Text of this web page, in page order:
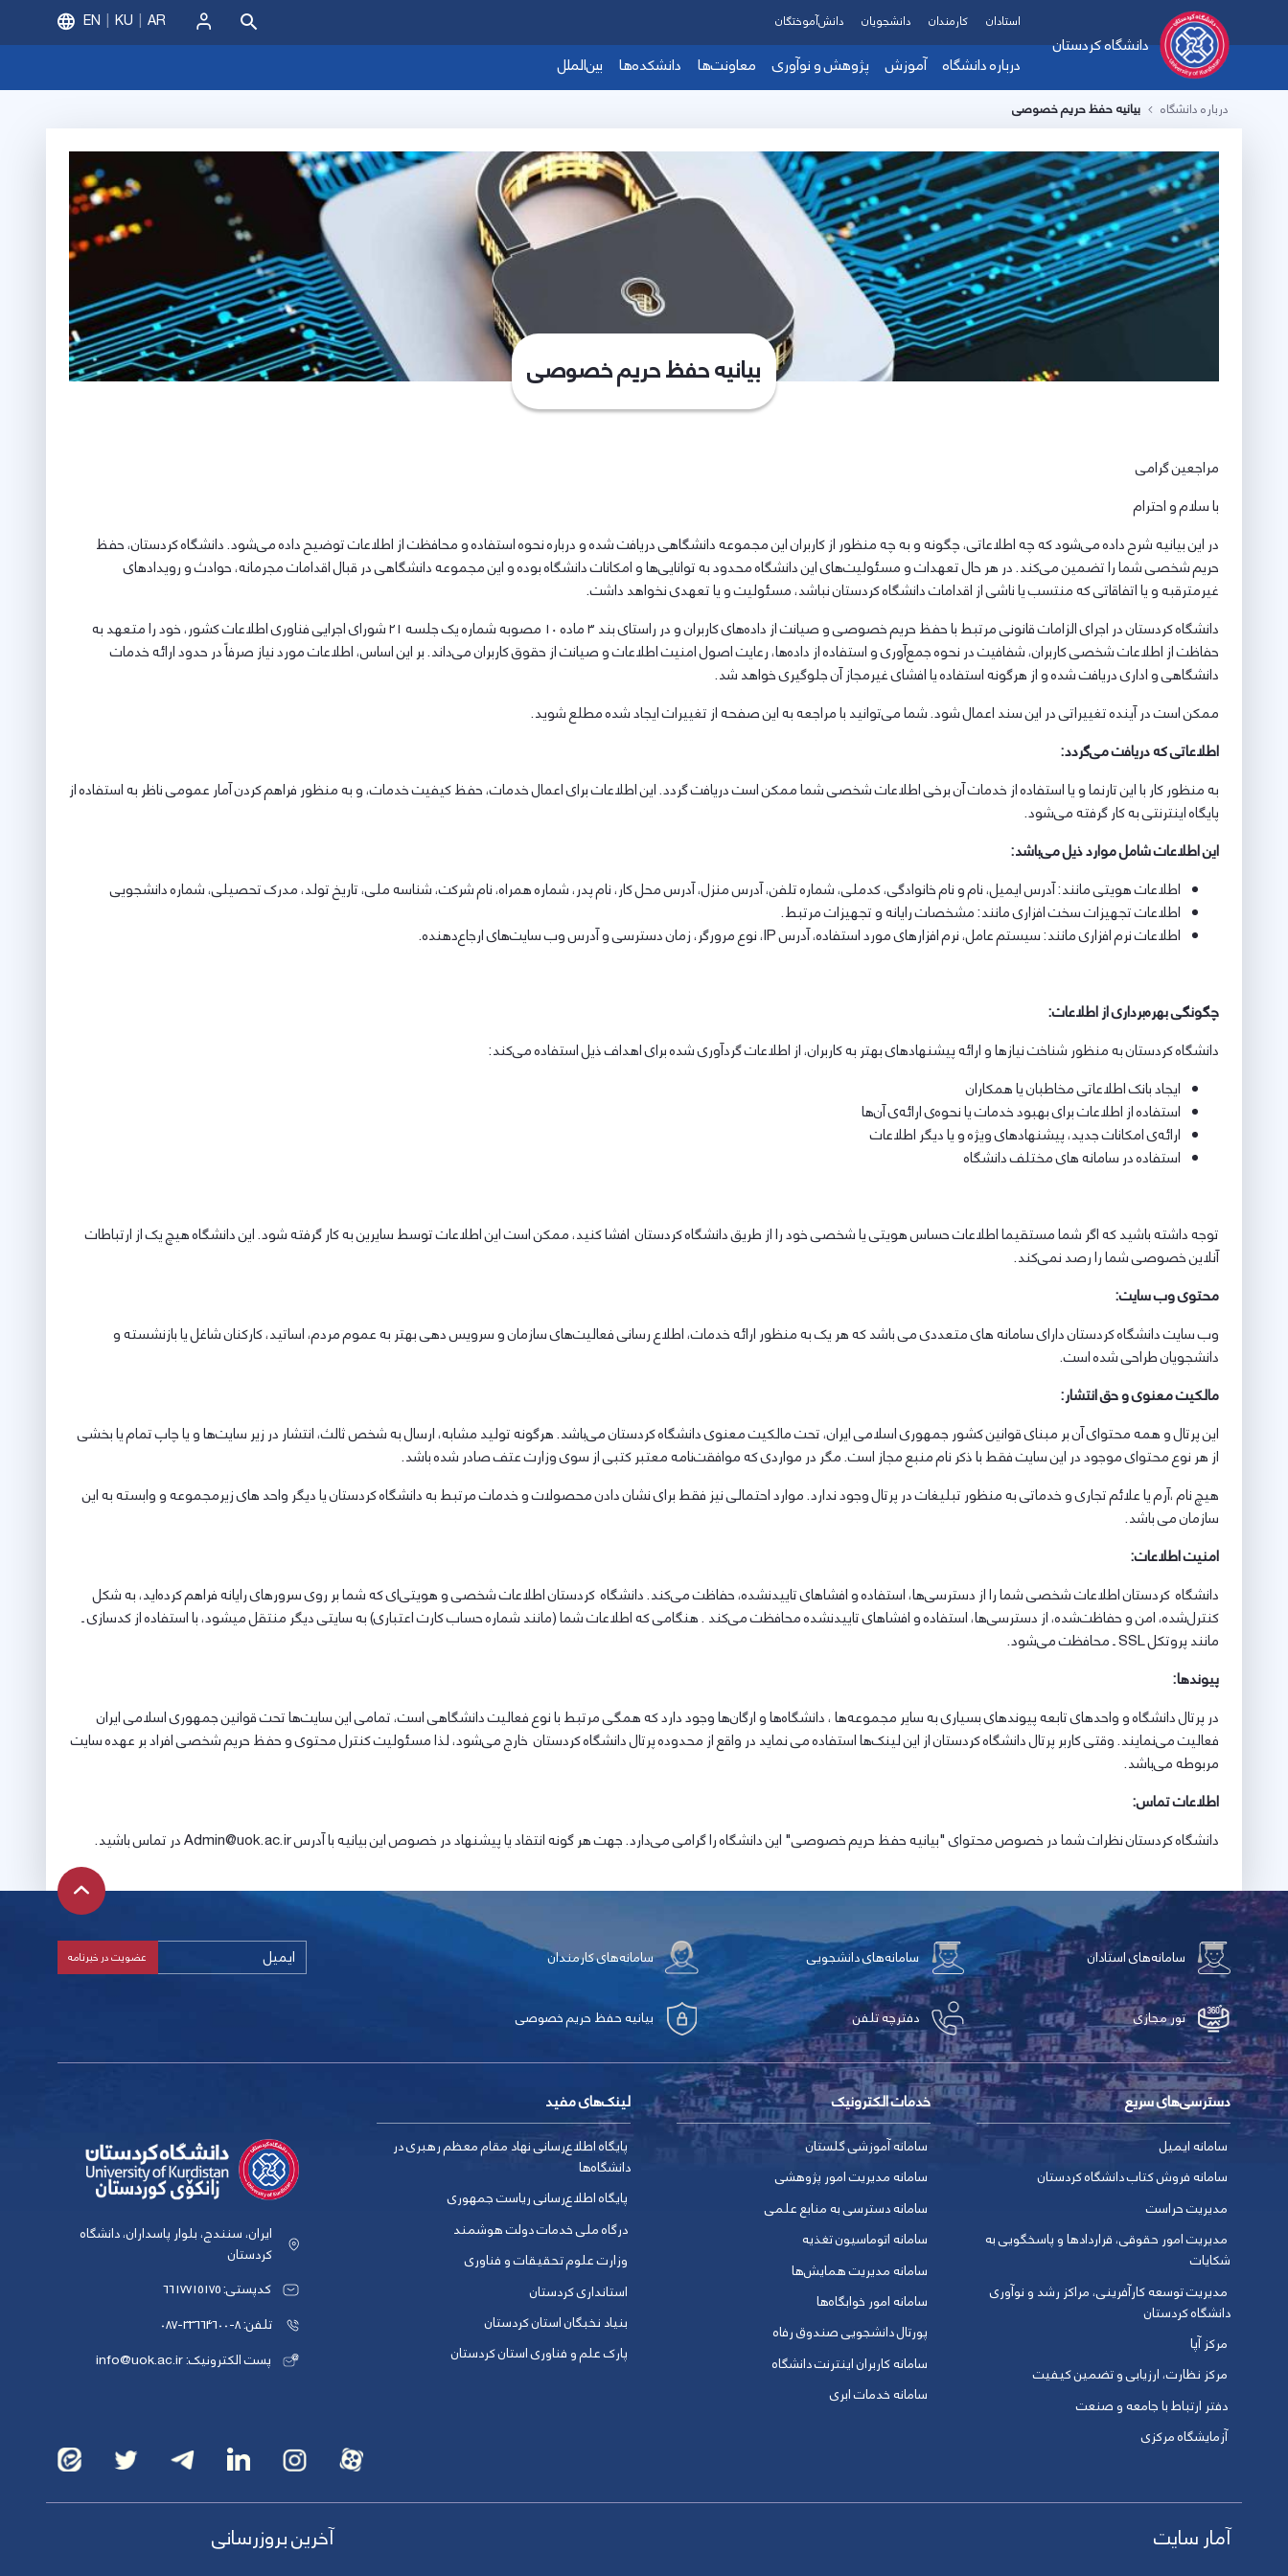
دانشگاه کردستان
درباره دانشگاه آموزش پژوهش و نوآوری معاونت‌ها دانشکده‌ها بین‌الملل
استادان کارمندان دانشجویان دانش‌آموختگان
ورود
EN KU AR
درباره دانشگاه بیانیه حفظ حریم خصوصی
بیانیه حفظ حریم خصوصی
مراجعین گرامی
با سلام و احترام
در این بیانیه شرح داده می‌شود که چه اطلاعاتی، چگونه و به چه منظور از کاربران این مجموعه دانشگاهی دریافت شده و درباره نحوه استفاده و محافظت از اطلاعات توضیح داده می‌شود. دانشگاه کردستان، حفظ
حریم شخصی شما را تضمین می‌کند. در هر حال تعهدات و مسئولیت‌های این دانشگاه محدود به توانایی‌ها و امکانات دانشگاه بوده و این مجموعه دانشگاهی در قبال اقدامات مجرمانه، حوادث و رویدادهای
غیرمترقبه و یا اتفاقاتی که منتسب یا ناشی از اقدامات دانشگاه کردستان نباشد، مسئولیت و یا تعهدی نخواهد داشت.
دانشگاه کردستان در اجرای الزامات قانونی مرتبط با حفظ حریم خصوصی و صیانت از داده‌های کاربران و در راستای بند ۳ ماده ۱۰ مصوبه شماره یک جلسه ۲۱ شورای اجرایی فناوری اطلاعات کشور، خود را متعهد به
حفاظت از اطلاعات شخصی کاربران، شفافیت در نحوه جمع‌آوری و استفاده از داده‌ها، رعایت اصول امنیت اطلاعات و صیانت از حقوق کاربران می‌داند. بر این اساس، اطلاعات مورد نیاز صرفاً در حدود ارائه خدمات
دانشگاهی و اداری دریافت شده و از هرگونه استفاده یا افشای غیرمجاز آن جلوگیری خواهد شد.
ممکن است در آینده تغییراتی در این سند اعمال شود. شما می‌توانید با مراجعه به این صفحه از تغییرات ایجاد شده مطلع شوید.
اطلاعاتی که دریافت می‌گردد:
به منظور کار با این تارنما و یا استفاده از خدمات آن برخی اطلاعات شخصی شما ممکن است دریافت گردد. این اطلاعات برای اعمال خدمات، حفظ کیفیت خدمات، و به منظور فراهم کردن آمار عمومی ناظر به استفاده از
پایگاه اینترنتی به کار گرفته می‌شود.
این اطلاعات شامل موارد ذیل می‌باشد:
اطلاعات هویتی مانند: آدرس ایمیل، نام و نام خانوادگی، کدملی، شماره تلفن، آدرس منزل، آدرس محل کار، نام پدر، شماره همراه، نام شرکت، شناسه ملی، تاریخ تولد، مدرک تحصیلی، شماره دانشجویی
اطلاعات تجهیزات سخت افزاری مانند: مشخصات رایانه و تجهیزات مرتبط.
اطلاعات نرم افزاری مانند: سیستم عامل، نرم افزارهای مورد استفاده، آدرس IP، نوع مرورگر، زمان دسترسی و آدرس وب سایت‌های ارجاع‌دهنده.
چگونگی بهره‌برداری از اطلاعات:
دانشگاه کردستان به منظور شناخت نیازها و ارائه پیشنهادهای بهتر به کاربران، از اطلاعات گردآوری شده برای اهداف ذیل استفاده می‌کند:
ایجاد بانک اطلاعاتی مخاطبان یا همکاران
استفاده از اطلاعات برای بهبود خدمات یا نحوه‌ی ارائه‌ی آن‌ها
ارائه‌ی امکانات جدید، پیشنهادهای ویژه و یا دیگر اطلاعات
استفاده در سامانه های مختلف دانشگاه
توجه داشته باشید که اگر شما مستقیما اطلاعات حساس هویتی یا شخصی خود را از طریق دانشگاه کردستان افشا کنید، ممکن است این اطلاعات توسط سایرین به کار گرفته شود. این دانشگاه هیچ یک از ارتباطات
آنلاین خصوصی شما را رصد نمی‌کند.
محتوی وب سایت:
وب سایت دانشگاه کردستان دارای سامانه های متعددی می باشد که هر یک به منظور ارائه خدمات، اطلاع رسانی فعالیت‌های سازمان و سرویس دهی بهتر به عموم مردم، اساتید، کارکنان شاغل یا بازنشسته و
دانشجویان طراحی شده است.
مالکیت معنوی و حق انتشار:
این پرتال و همه محتوای آن بر مبنای قوانین کشور جمهوری اسلامی ایران، تحت مالکیت معنوی دانشگاه کردستان می‌باشد. هرگونه تولید مشابه، ارسال به شخص ثالث، انتشار در زیر سایت‌ها و یا چاپ تمام یا بخشی
از هر نوع محتوای موجود در این سایت فقط با ذکر نام منبع مجاز است. مگر در مواردی که موافقت‌نامه معتبر کتبی از سوی وزارت عتف صادر شده باشد.
هیچ نام ،آرم یا علائم تجاری و خدماتی به منظور تبلیغات در پرتال وجود ندارد. موارد احتمالی نیز فقط برای نشان دادن محصولات و خدمات مرتبط به دانشگاه کردستان یا دیگر واحد های زیرمجموعه و وابسته به این
سازمان می باشد.
امنیت اطلاعات:
دانشگاه کردستان اطلاعات شخصی شما را از دسترسی‌ها، استفاده و افشاهای تاییدنشده، حفاظت می‌کند. دانشگاه کردستان اطلاعات شخصی و هویتی‌ای که شما بر روی سرورهای رایانه فراهم کرده‌اید، به شکل
کنترل‌شده، امن و حفاظت‌شده، از دسترسی‌ها، استفاده و افشاهای تاییدنشده محافظت می‌کند . هنگامی که اطلاعات شما (مانند شماره حساب کارت اعتباری) به سایتی دیگر منتقل میشود، با استفاده از کدسازی ـ
مانند پروتکل SSL ـ محافظت می‌شود.
پیوندها:
در پرتال دانشگاه و واحدهای تابعه پیوندهای بسیاری به سایر مجموعه‌ها ، دانشگاه‌ها و ارگان‌ها وجود دارد که همگی مرتبط با نوع فعالیت دانشگاهی است، تمامی این سایت‌ها تحت قوانین جمهوری اسلامی ایران
فعالیت می‌نمایند. وقتی کاربر پرتال دانشگاه کردستان از این لینک‌ها استفاده می نماید در واقع از محدوده پرتال دانشگاه کردستان خارج می‌شود، لذا مسئولیت کنترل محتوی و حفظ حریم شخصی افراد بر عهده سایت
مربوطه می‌باشد.
اطلاعات تماس:
دانشگاه کردستان نظرات شما در خصوص محتوای "بیانیه حفظ حریم خصوصی" این دانشگاه را گرامی می‌دارد. جهت هر گونه انتقاد یا پیشنهاد در خصوص این بیانیه با آدرس Admin@uok.ac.ir در تماس باشید.
سامانه‌های استادان سامانه‌های دانشجویی سامانه‌های کارمندان
تور مجازی دفترچه تلفن بیانیه حفظ حریم خصوصی
دسترسی‌های سریع
سامانه ایمیل
سامانه فروش کتاب دانشگاه کردستان
مدیریت حراست
مدیریت امور حقوقی، قراردادها و پاسخگویی به
شکایات
مدیریت توسعه کارآفرینی، مراکز رشد و نوآوری
دانشگاه کردستان
مرکز آپا
مرکز نظارت، ارزیابی و تضمین کیفیت
دفتر ارتباط با جامعه و صنعت
آزمایشگاه مرکزی
خدمات الکترونیک
سامانه آموزشی گلستان
سامانه مدیریت امور پژوهشی
سامانه دسترسی به منابع علمی
سامانه اتوماسیون تغذیه
سامانه مدیریت همایش‌ها
سامانه امور خوابگاه‌ها
پورتال دانشجویی صندوق رفاه
سامانه کاربران اینترنت دانشگاه
سامانه خدمات ابری
لینک‌های مفید
پایگاه اطلاع‌رسانی نهاد مقام معظم رهبری در
دانشگاه‌ها
پایگاه اطلاع‌رسانی ریاست جمهوری
درگاه ملی خدمات دولت هوشمند
وزارت علوم تحقیقات و فناوری
استانداری کردستان
بنیاد نخبگان استان کردستان
پارک علم و فناوری استان کردستان
ایران، سنندج، بلوار پاسداران، دانشگاه
کردستان
کدپستی: 6617715175
تلفن: 8-33664600-087
پست الکترونیک: info@uok.ac.ir
آمار سایت آخرین بروزرسانی